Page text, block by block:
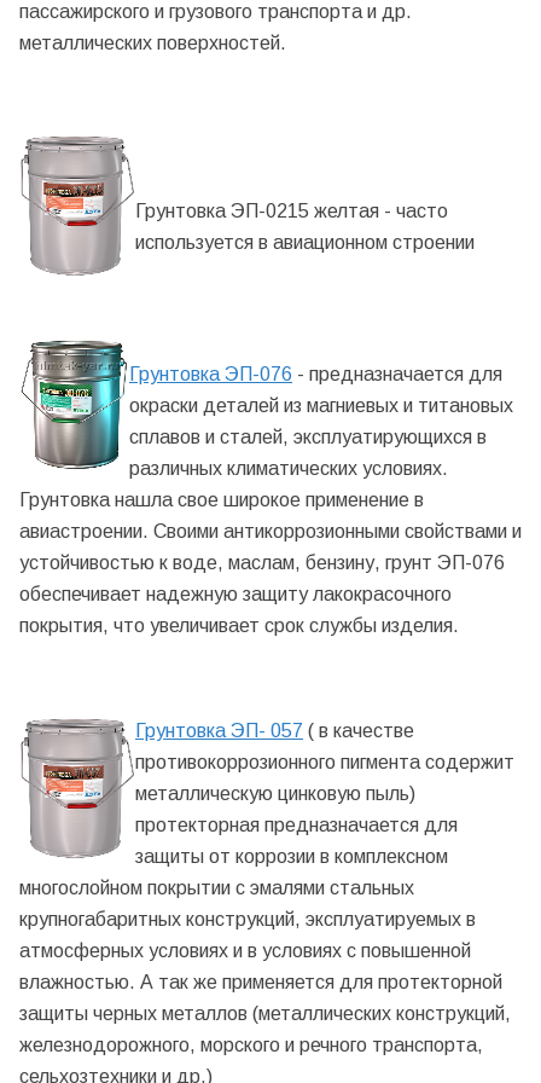
пассажирского и грузового транспорта и др.
металлических поверхностей.
Грунтовка ЭП-0215 желтая - часто
используется в авиационном строении
Грунтовка ЭП-076 - предназначается для
окраски деталей из магниевых и титановых
сплавов и сталей, эксплуатирующихся в
различных климатических условиях.
Грунтовка нашла свое широкое применение в
авиастроении. Своими антикоррозионными свойствами и
устойчивостью к воде, маслам, бензину, грунт ЭП-076
обеспечивает надежную защиту лакокрасочного
покрытия, что увеличивает срок службы изделия.
Грунтовка ЭП- 057 ( в качестве
противокоррозионного пигмента содержит
металлическую цинковую пыль)
протекторная предназначается для
защиты от коррозии в комплексном
многослойном покрытии с эмалями стальных
крупногабаритных конструкций, эксплуатируемых в
атмосферных условиях и в условиях с повышенной
влажностью. А так же применяется для протекторной
защиты черных металлов (металлических конструкций,
железнодорожного, морского и речного транспорта,
сельхозтехники и др.)